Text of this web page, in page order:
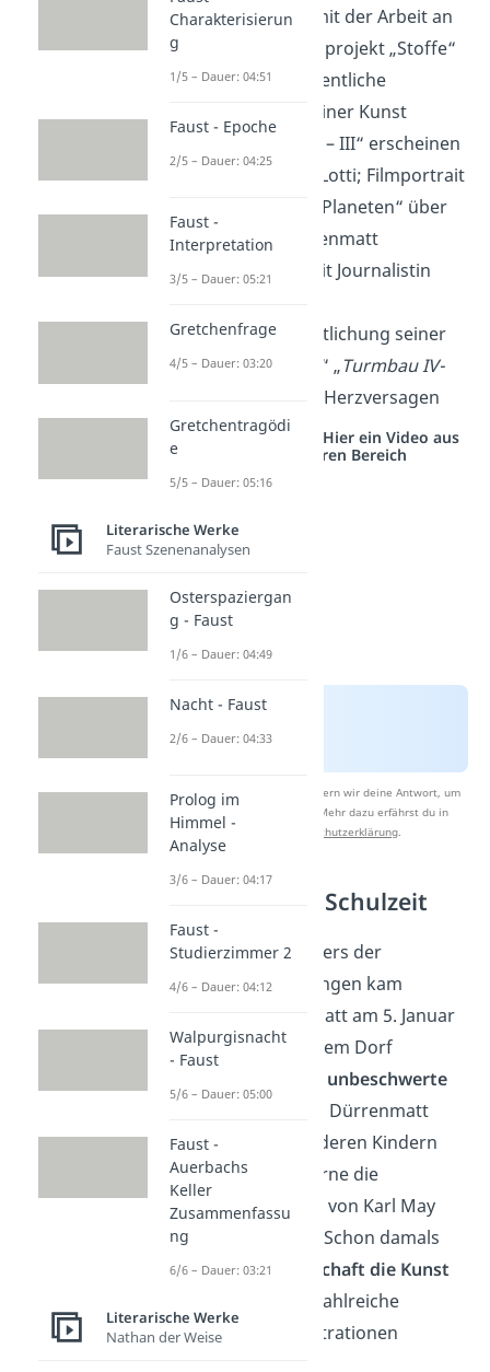
1969: Beginn mit der Arbeit an
seinem Lebensprojekt „Stoffe“
1976:Erste öffentliche
Ausstellung seiner Kunst
1981:
„Stoffe I – III“ erscheinen
Tod von Lotti; Filmportrait
„Porträt eines Planeten“ über
Friedrich Dürrenmatt
1984:Heirat mit Journalistin
1990:Veröffentlichung seiner
letzten „Stoffe“ „Turmbau IV-
; Tod durch Herzversagen
Studyflix vernetzt: Hier ein Video aus
einem anderen Bereich
Nach Beantwortung speichern wir deine Antwort, um
Studyflix zu verbessern. Mehr dazu erfährst du in
Datenschutzerklärung.
Kindheit und Schulzeit
Als Sohn des Pfarrers der
Gemeinde Konolfingen kam
Friedrich Dürrenmatt am 5. Januar
1921 zur Welt. In dem Dorf
unbeschwerte
. Friedrich Dürrenmatt
spielte mit den anderen Kindern
Fußball und las gerne die
Abenteuerromane von Karl May
oder Jules Vernes. Schon damals
warseine Leidenschaft die Kunst
gewesen, wovon zahlreiche
Gemälde und Illustrationen
Charakterisierun
g
1/5 – Dauer: 04:51
Faust - Epoche
2/5 – Dauer: 04:25
Faust -
Interpretation
3/5 – Dauer: 05:21
Gretchenfrage
4/5 – Dauer: 03:20
Gretchentragödi
e
5/5 – Dauer: 05:16
Literarische Werke
Faust Szenenanalysen
Osterspaziergan
g - Faust
1/6 – Dauer: 04:49
Nacht - Faust
2/6 – Dauer: 04:33
Prolog im
Himmel -
Analyse
3/6 – Dauer: 04:17
Faust -
Studierzimmer 2
4/6 – Dauer: 04:12
Walpurgisnacht
- Faust
5/6 – Dauer: 05:00
Faust -
Auerbachs
Keller
Zusammenfassu
ng
6/6 – Dauer: 03:21
Literarische Werke
Nathan der Weise